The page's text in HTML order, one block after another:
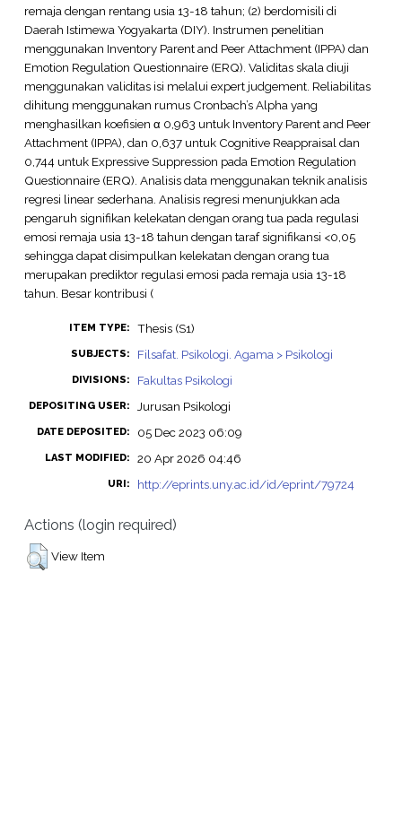
remaja dengan rentang usia 13-18 tahun; (2) berdomisili di
Daerah Istimewa Yogyakarta (DIY). Instrumen penelitian
menggunakan Inventory Parent and Peer Attachment (IPPA) dan
Emotion Regulation Questionnaire (ERQ). Validitas skala diuji
menggunakan validitas isi melalui expert judgement. Reliabilitas
dihitung menggunakan rumus Cronbach’s Alpha yang
menghasilkan koefisien α 0,963 untuk Inventory Parent and Peer
Attachment (IPPA), dan 0,637 untuk Cognitive Reappraisal dan
0,744 untuk Expressive Suppression pada Emotion Regulation
Questionnaire (ERQ). Analisis data menggunakan teknik analisis
regresi linear sederhana. Analisis regresi menunjukkan ada
pengaruh signifikan kelekatan dengan orang tua pada regulasi
emosi remaja usia 13-18 tahun dengan taraf signifikansi <0,05
sehingga dapat disimpulkan kelekatan dengan orang tua
merupakan prediktor regulasi emosi pada remaja usia 13-18
tahun. Besar kontribusi (
ITEM TYPE: Thesis (S1)
SUBJECTS: Filsafat. Psikologi. Agama > Psikologi
DIVISIONS: Fakultas Psikologi
DEPOSITING USER: Jurusan Psikologi
DATE DEPOSITED: 05 Dec 2023 06:09
LAST MODIFIED: 20 Apr 2026 04:46
URI: http://eprints.uny.ac.id/id/eprint/79724
Actions (login required)
View Item